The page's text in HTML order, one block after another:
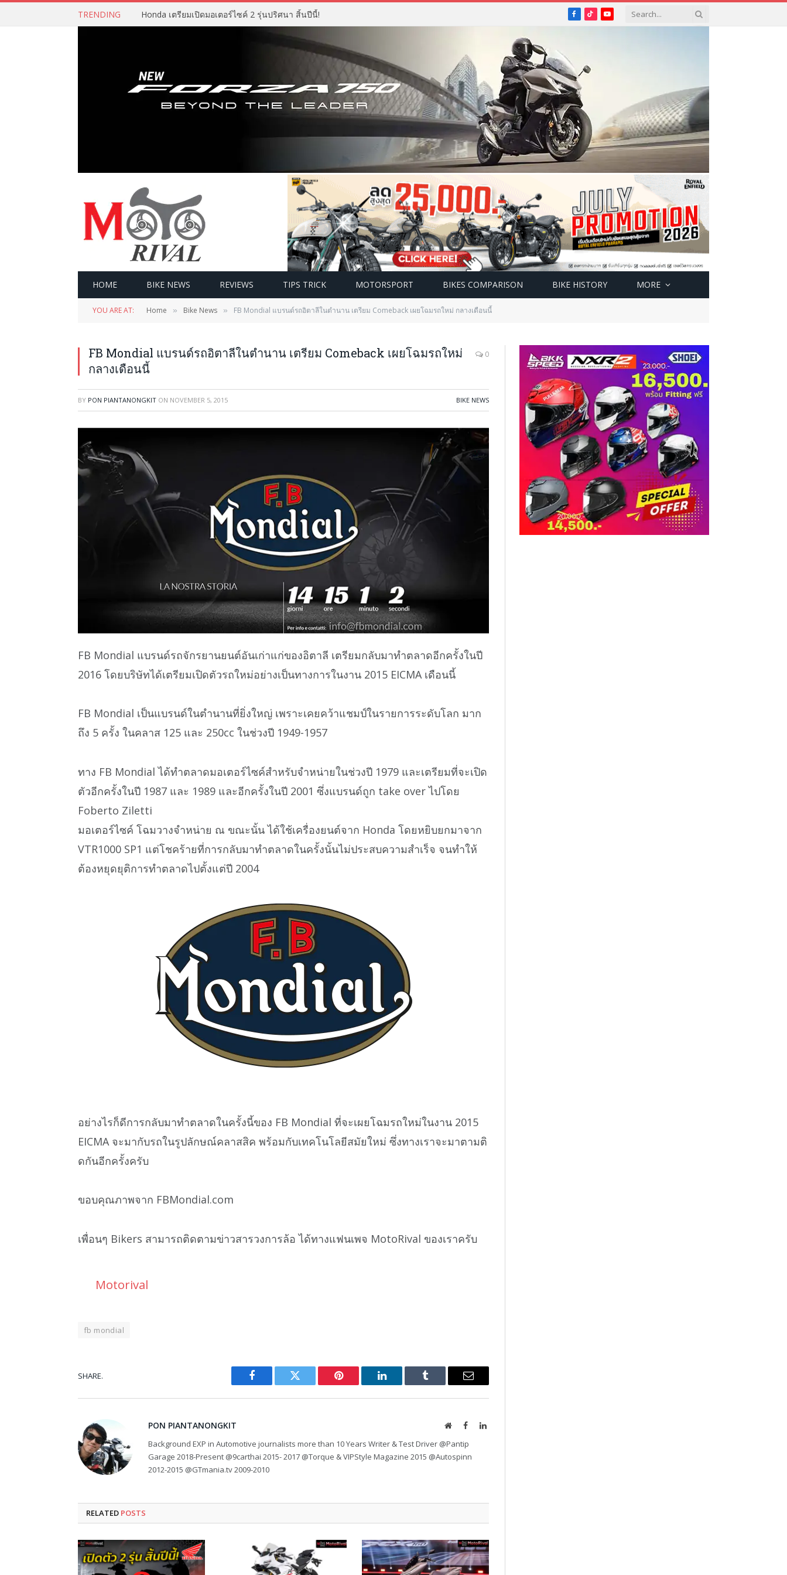
TRENDING Honda เตรียมเปิดมอเตอร์ไซค์ 2 รุ่นปริศนา สิ้นปีนี้! Facebook
TikTokYouTube
HOME BIKE NEWS REVIEWS TIPS TRICK MOTORSPORT BIKES COMPARISON BIKE HISTORY MORE
YOU ARE AT: Home » Bike News » FB Mondial แบรนด์รถอิตาลีในตำนาน เตรียม Comeback เผยโฉมรถใหม่ กลางเดือนนี้
FB Mondial แบรนด์รถอิตาลีในตำนาน เตรียม Comeback เผยโฉมรถใหม่
กลางเดือนนี้
0
BY PON PIANTANONGKIT ON NOVEMBER 5, 2015 BIKE NEWS
FB Mondial แบรนด์รถจักรยานยนต์อันเก่าแก่ของอิตาลี เตรียมกลับมาทำตลาดอีกครั้งในปี
2016 โดยบริษัทได้เตรียมเปิดตัวรถใหม่อย่างเป็นทางการในงาน 2015 EICMA เดือนนี้
FB Mondial เป็นแบรนด์ในตำนานที่ยิ่งใหญ่ เพราะเคยคว้าแชมป์ในรายการระดับโลก มาก
ถึง 5 ครั้ง ในคลาส 125 และ 250cc ในช่วงปี 1949-1957
ทาง FB Mondial ได้ทำตลาดมอเตอร์ไซค์สำหรับจำหน่ายในช่วงปี 1979 และเตรียมที่จะเปิด
ตัวอีกครั้งในปี 1987 และ 1989 และอีกครั้งในปี 2001 ซึ่งแบรนด์ถูก take over ไปโดย
Foberto Ziletti
มอเตอร์ไซค์ โฉมวางจำหน่าย ณ ขณะนั้น ได้ใช้เครื่องยนต์จาก Honda โดยหยิบยกมาจาก
VTR1000 SP1 แต่โชคร้ายที่การกลับมาทำตลาดในครั้งนั้นไม่ประสบความสำเร็จ จนทำให้
ต้องหยุดยุติการทำตลาดไปตั้งแต่ปี 2004
อย่างไรก็ดีการกลับมาทำตลาดในครั้งนี้ของ FB Mondial ที่จะเผยโฉมรถใหม่ในงาน 2015
EICMA จะมากับรถในรูปลักษณ์คลาสสิค พร้อมกับเทคโนโลยีสมัยใหม่ ซึ่งทางเราจะมาตามติ
ดกันอีกครั้งครับ
ขอบคุณภาพจาก FBMondial.com
เพื่อนๆ Bikers สามารถติดตามข่าวสารวงการล้อ ได้ทางแฟนเพจ MotoRival ของเราครับ
Motorival
fb mondial
SHARE.
Facebook Twitter Pinterest LinkedIn Tumblr Email
PON PIANTANONGKIT WebsiteFacebookLinkedIn
Background EXP in Automotive journalists more than 10 Years Writer & Test Driver @Pantip
Garage 2018-Present @9carthai 2015- 2017 @Torque & VIPStyle Magazine 2015 @Autospinn
2012-2015 @GTmania.tv 2009-2010
RELATED POSTS